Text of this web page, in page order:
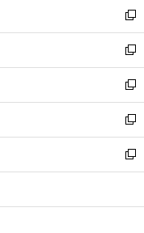
く
で
開
く
ド
ウ
で
開
く
ィ
ン
ド
ウ
で
開
く
い
ウ
ィ
ン
ド
ウ
で
開
く
新
し
い
ウ
ィ
ン
ド
ウ
で
開
新
し
い
ウ
ィ
ン
ド
ウ
開
新
し
い
ウ
ィ
ン
ウ
新
し
い
ウ
ン
新
し
ウ